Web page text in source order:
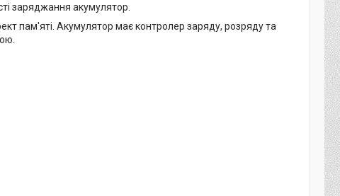
заряджання акумулятор.
пам'яті. Акумулятор має контролер заряду, розряду та